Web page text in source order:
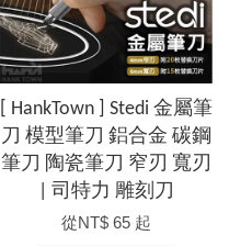
[ HankTown ] Stedi 金屬筆
刀 模型筆刀 鋁合金 碳鋼
筆刀 陶瓷筆刀 窄刃 寬刃
| 司特力 雕刻刀
從NT$ 65 起